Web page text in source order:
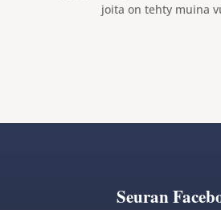
joita on tehty muina
Seuran